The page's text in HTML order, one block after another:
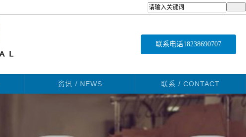
联系电话18238690707
资讯 / NEWS 联系 / CONTACT